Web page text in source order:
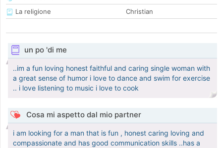
La religione
Christian
un po 'di me
..im a fun loving honest faithful and caring single woman with
a great sense of humor i love to dance and swim for exercise
.. i love listening to music i love to cook
Cosa mi aspetto dal mio partner
i am looking for a man that is fun , honest caring loving and
compassionate and has good communication skills ..has a